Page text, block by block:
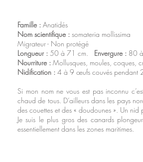
Famille : Anatidés
Nom scientifique : somateria mollissima
Migrateur - Non protégé
Longueur : 50 à 71 cm. Envergure : 80
Nourriture : Mollusques, moules, coques,
Nidification : 4 à 9 œufs couvés pendant
Si mon nom ne vous est pas inconnu
chaud de tous. D’ailleurs dans les pays
des couettes et des « doudounes ». Un
Je suis le plus gros des canards
essentiellement dans les zones maritimes.